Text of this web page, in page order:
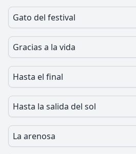
Gato del festival
Gracias a la vida
Hasta el final
Hasta la salida del sol
La arenosa